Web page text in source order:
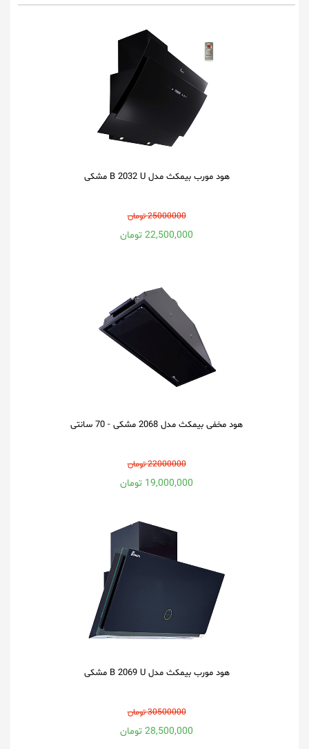
هود مورب بیمکث مدل B 2032 U مشکی
25000000 تومان
22,500,000 تومان
هود مخفی بیمکث مدل 2068 مشکی - 70 سانتی
22000000 تومان
19,000,000 تومان
هود مورب بیمکث مدل B 2069 U مشكی
30500000 تومان
28,500,000 تومان